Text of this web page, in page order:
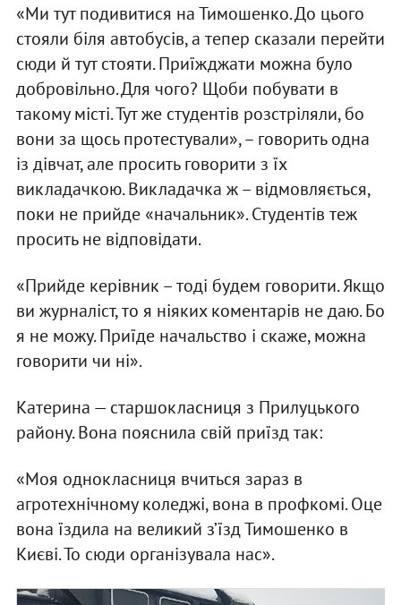
«Ми тут подивитися на Тимошенко. До цього
стояли біля автобусів, а тепер сказали перейти
сюди й тут стояти. Приїжджати можна було
добровільно. Для чого? Щоби побувати в
такому місті. Тут же студентів розстріляли, бо
вони за щось протестували», – говорить одна
із дівчат, але просить говорити з їх
викладачкою. Викладачка ж – відмовляється,
поки не прийде «начальник». Студентів теж
просить не відповідати.
«Прийде керівник – тоді будем говорити. Якщо
ви журналіст, то я ніяких коментарів не даю. Бо
я не можу. Приїде начальство і скаже, можна
говорити чи ні».
Катерина — старшокласниця з Прилуцького
району. Вона пояснила свій приїзд так:
«Моя однокласниця вчиться зараз в
агротехнічному коледжі, вона в профкомі. Оце
вона їздила на великий з’їзд Тимошенко в
Києві. То сюди організувала нас».